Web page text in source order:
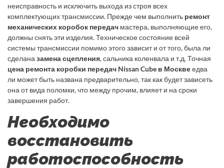
неисправность и исключить выхода из строя всех
комплектующих трансмиссии. Прежде чем выполнить ремонт
механических коробок передач мастера, выполняющие его,
должны снять эти изделия. Техническое состояние всей
системы трансмиссии помимо этого зависит и от того, была ли
сделана замена сцепления, сальника коленвала и т.д. Точная
цена ремонта коробки передач Nissan Cube в Москвеедва
ли может быть названа предварительно, так как будет зависеть
она от вида поломки, что между прочим, влияет и на сроки
завершения работ.
Необходимо
восстановить
работоспособность